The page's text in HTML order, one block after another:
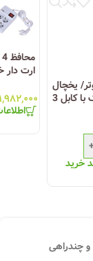
یخچال
ارت دار خیام الکتریک با کابل 3
خرید
چندراهی